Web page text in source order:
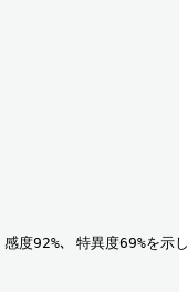
92%､ 特異度69%